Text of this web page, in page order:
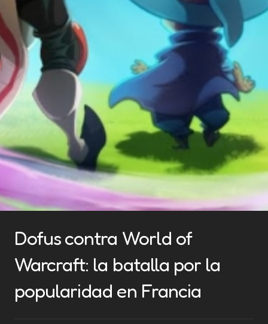
Dofus contra World of
Warcraft: la batalla por la
popularidad en Francia